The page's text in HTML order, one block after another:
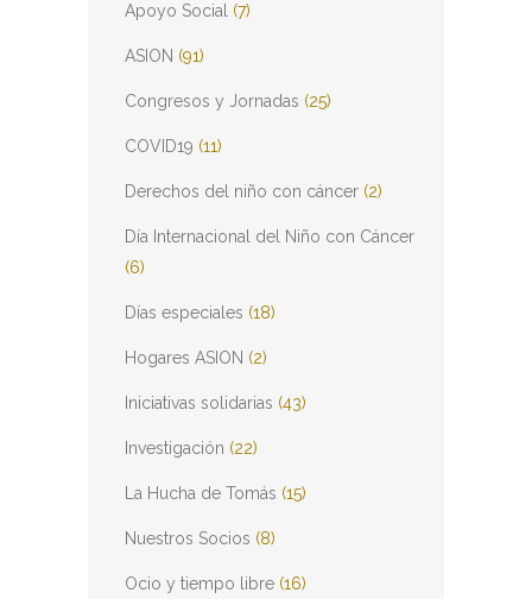
Apoyo Social (7)
ASION (91)
Congresos y Jornadas (25)
COVID19 (11)
Derechos del niño con cáncer (2)
Día Internacional del Niño con Cáncer
(6)
Días especiales (18)
Hogares ASION (2)
Iniciativas solidarias (43)
Investigación (22)
La Hucha de Tomás (15)
Nuestros Socios (8)
Ocio y tiempo libre (16)